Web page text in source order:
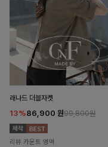
래나드 더블자켓
13%86,900 원99,800원
리뷰 카운트 영역